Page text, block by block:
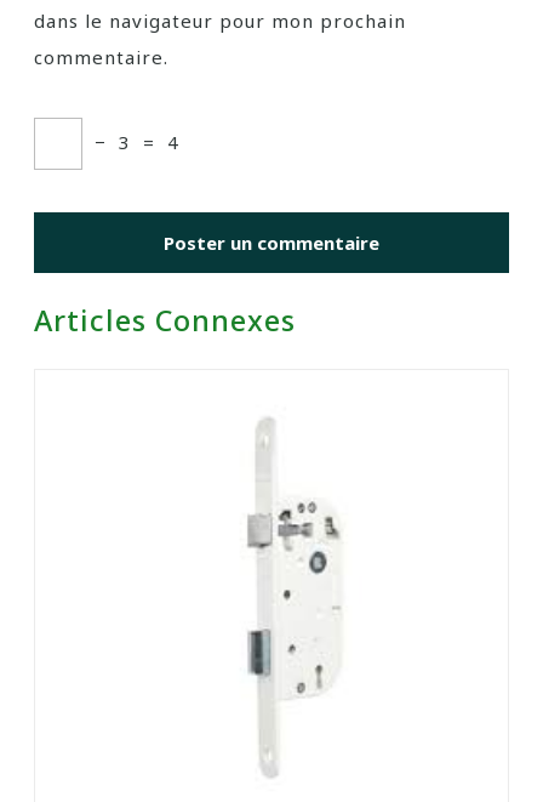
dans le navigateur pour mon prochain
commentaire.
− 3 = 4
Articles Connexes